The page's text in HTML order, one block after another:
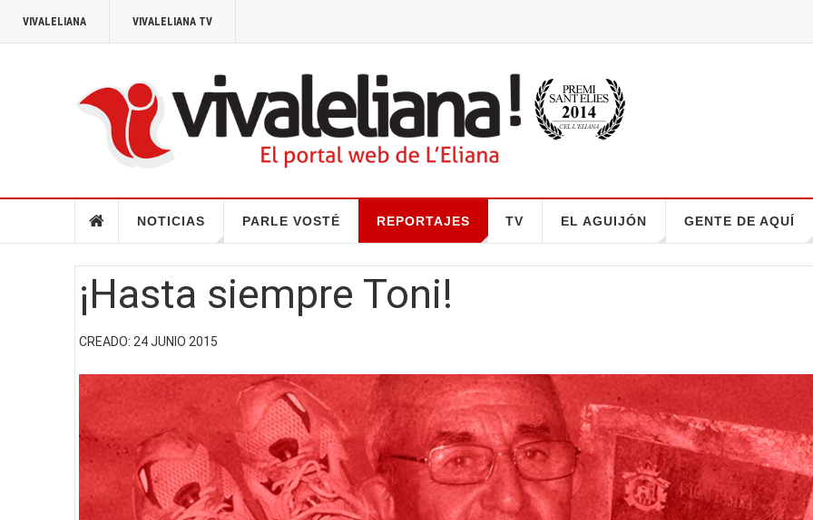
VIVALELIANA VIVALELIANA TV
NOTICIAS PARLE VOSTÉ REPORTAJES TV EL AGUIJÓN GENTE DE AQUÍ
¡Hasta siempre Toni!
CREADO: 24 JUNIO 2015